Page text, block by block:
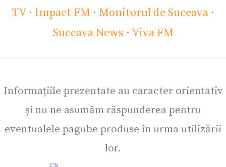
TV · Impact FM · Monitorul de Suceava ·
Suceava News · Viva FM
Informațiile prezentate au caracter orientativ
și nu ne asumăm răspunderea pentru
eventualele pagube produse în urma utilizării
lor.